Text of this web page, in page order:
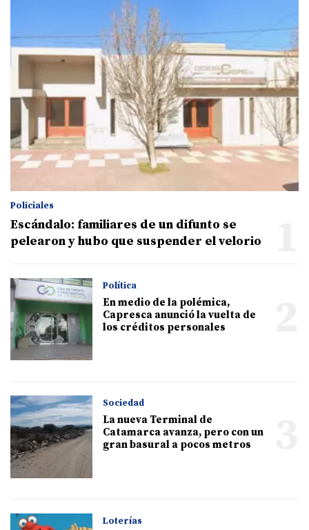
Policiales
Escándalo: familiares de un difunto se
pelearon y hubo que suspender el velorio
Política
En medio de la polémica,
Capresca anunció la vuelta de
los créditos personales
Sociedad
La nueva Terminal de
Catamarca avanza, pero con un
gran basural a pocos metros
Loterías